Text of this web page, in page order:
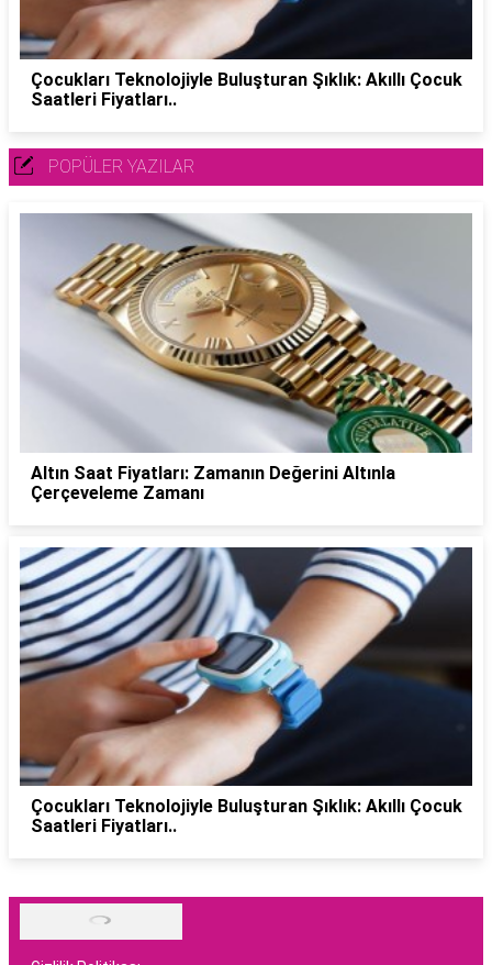
Çocukları Teknolojiyle Buluşturan Şıklık: Akıllı Çocuk
Saatleri Fiyatları..
POPÜLER YAZILAR
Altın Saat Fiyatları: Zamanın Değerini Altınla
Çerçeveleme Zamanı
Çocukları Teknolojiyle Buluşturan Şıklık: Akıllı Çocuk
Saatleri Fiyatları..